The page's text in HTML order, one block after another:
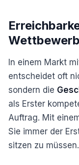
In einem Markt
entscheidet oft
sondern die
als Erster
Auftrag. Mit
Sie immer der
sitzen zu müssen.